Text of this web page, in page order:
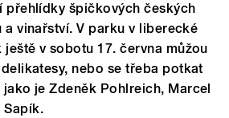
přehlídky špičkových českých
a vinařství. V parku v liberecké
v sobotu 17. června můžou
nebo se třeba potkat
je Zdeněk Pohlreich, Marcel
Sapík.